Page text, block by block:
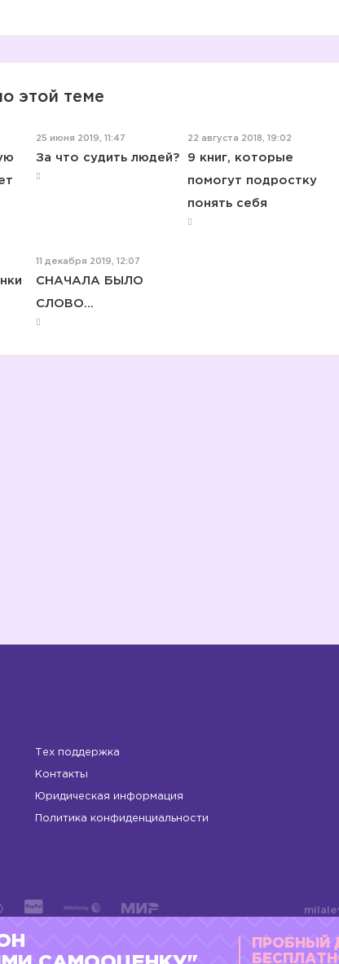
этой теме
25 июня 2019, 11:47
За что судить людей?
22 августа 2018, 19:02
9 книг, которые
помогут подростку
понять себя
11 декабря 2019, 12:07
СНАЧАЛА БЫЛО
СЛОВО...
Тех поддержка
Контакты
Юридическая информация
Политика конфиденциальности
ПРОБНЫЙ